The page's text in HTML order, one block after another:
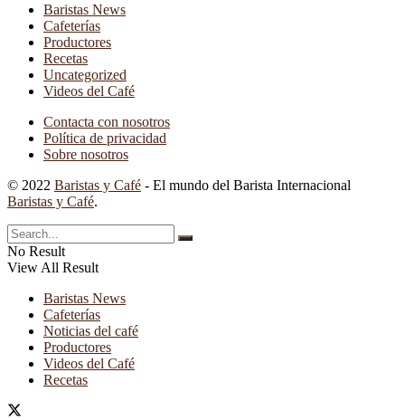
Baristas News
Cafeterías
Productores
Recetas
Uncategorized
Videos del Café
Contacta con nosotros
Política de privacidad
Sobre nosotros
© 2022 Baristas y Café - El mundo del Barista Internacional
Baristas y Café.
No Result
View All Result
Baristas News
Cafeterías
Noticias del café
Productores
Videos del Café
Recetas